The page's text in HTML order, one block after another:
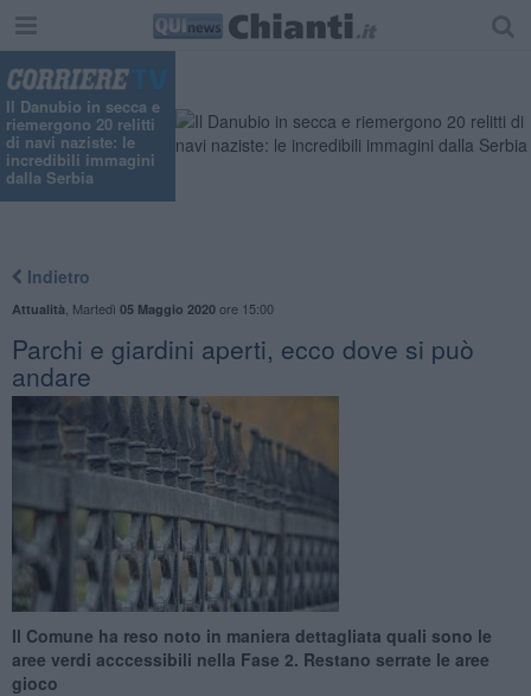
Il Danubio in secca e
riemergono 20 relitti
di navi naziste: le
incredibili immagini
dalla Serbia
Indietro
Attualità Martedì 05 Maggio 2020ore 15:00
Parchi e giardini aperti, ecco dove si può
andare
Il Comune ha reso noto in maniera dettagliata quali sono le
aree verdi acccessibili nella Fase 2. Restano serrate le aree
gioco